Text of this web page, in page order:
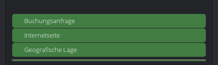
Buchungsanfrage
Internetseite
Geografische Lage